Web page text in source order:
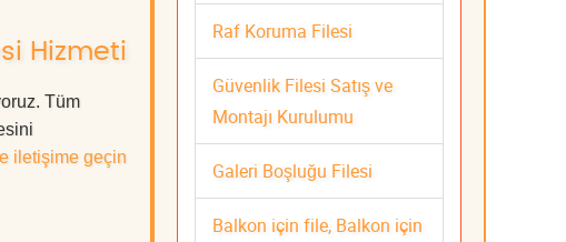
Hizmeti
Tüm
iletişime geçin
Raf Koruma Filesi
Güvenlik Filesi Satış ve
Montajı Kurulumu
Galeri Boşluğu Filesi
Balkon için file, Balkon için